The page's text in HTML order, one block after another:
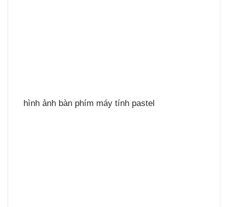
hình ảnh bàn phím máy tính pastel